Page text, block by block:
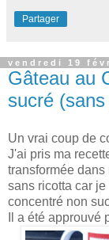
Partager
vendredi 19
Gâteau au
sucré
Un vrai coup de
J'ai pris ma
transformée
sans ricotta car
concentré non
Il a été approuvé